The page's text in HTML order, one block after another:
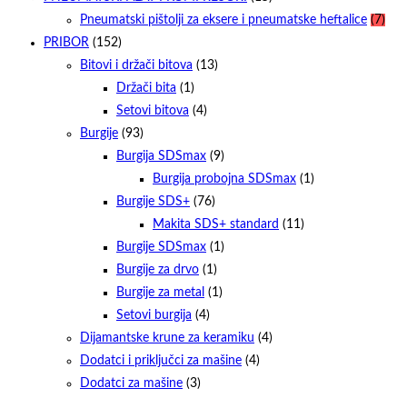
Pneumatski pištolji za eksere i pneumatske heftalice (7)
PRIBOR (152)
Bitovi i držači bitova (13)
Držači bita (1)
Setovi bitova (4)
Burgije (93)
Burgija SDSmax (9)
Burgija probojna SDSmax (1)
Burgije SDS+ (76)
Makita SDS+ standard (11)
Burgije SDSmax (1)
Burgije za drvo (1)
Burgije za metal (1)
Setovi burgija (4)
Dijamantske krune za keramiku (4)
Dodatci i priključci za mašine (4)
Dodatci za mašine (3)